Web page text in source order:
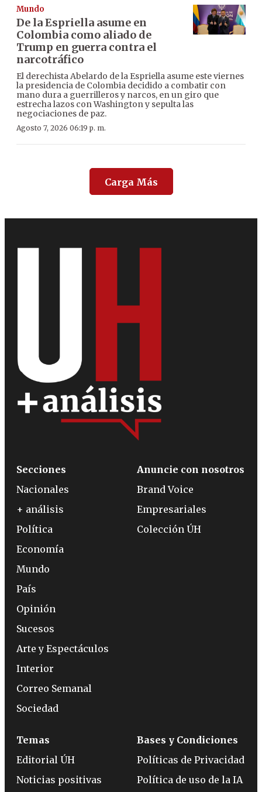
Mundo
De la Espriella asume en
Colombia como aliado de
Trump en guerra contra el
narcotráfico
El derechista Abelardo de la Espriella asume este viernes
la presidencia de Colombia decidido a combatir con
mano dura a guerrilleros y narcos, en un giro que
estrecha lazos con Washington y sepulta las
negociaciones de paz.
Agosto 7, 2026 06:19 p. m.
Carga Más
Secciones
Nacionales
+ análisis
Política
Economía
Mundo
País
Opinión
Sucesos
Arte y Espectáculos
Interior
Correo Semanal
Sociedad
Anuncie con nosotros
Brand Voice
Empresariales
Colección ÚH
Temas
Editorial ÚH
Noticias positivas
Bases y Condiciones
Políticas de Privacidad
Política de uso de la IA